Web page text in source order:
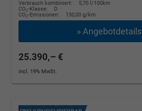
Verbrauch kombiniert:
5,70 l/100km
CO2-Klasse:
D
CO2-Emissionen: 130,00 g/km
» Angebotdetails
25.390,– €
incl. 19% MwSt.